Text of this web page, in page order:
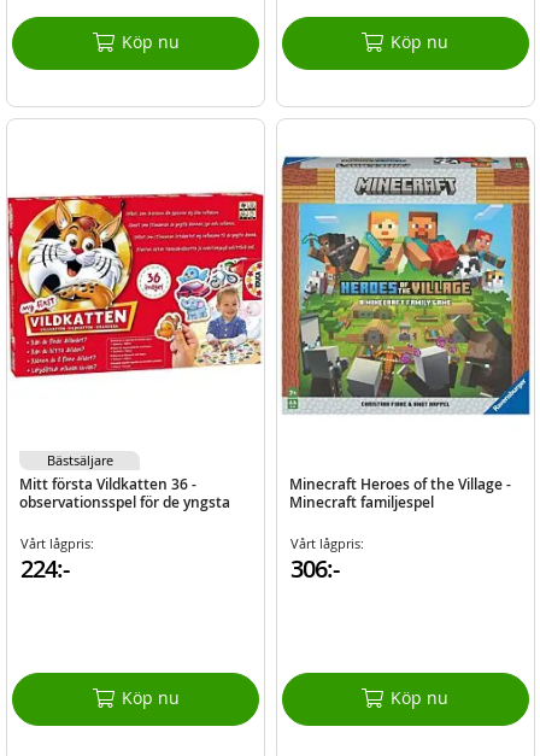
Köp nu Köp nu
Mitt första Vildkatten 36 -
observationsspel för de yngsta
Vårt lågpris:
224:-
Köp nu
Bästsäljare
Minecraft Heroes of the Village -
Minecraft familjespel
Vårt lågpris:
306:-
Köp nu